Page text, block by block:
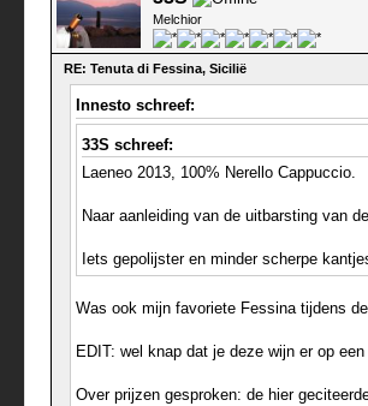
Melchior
RE: Tenuta di Fessina, Sicilië
Innesto schreef:
33S schreef:
Laeneo 2013, 100% Nerello Cappuccio.
Naar aanleiding van de uitbarsting van
Iets gepolijster en minder scherpe
Was ook mijn favoriete Fessina tijdens
EDIT: wel knap dat je deze wijn er op
Over prijzen gesproken: de hier